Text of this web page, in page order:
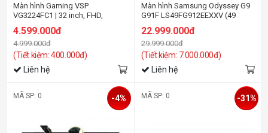
Màn hình Gaming VSP
VG3224FC1 | 32 inch, FHD,
4.599.000đ
4.999.000đ
(Tiết kiệm: 400.000đ)
Liên hệ
Màn hình Samsung Odyssey G9
G91F LS49FG912EEXXV (49
22.999.000đ
29.999.000đ
(Tiết kiệm: 7.000.000đ)
Liên hệ
MÃ SP: 0 -4% MÃ SP: 0 -31%